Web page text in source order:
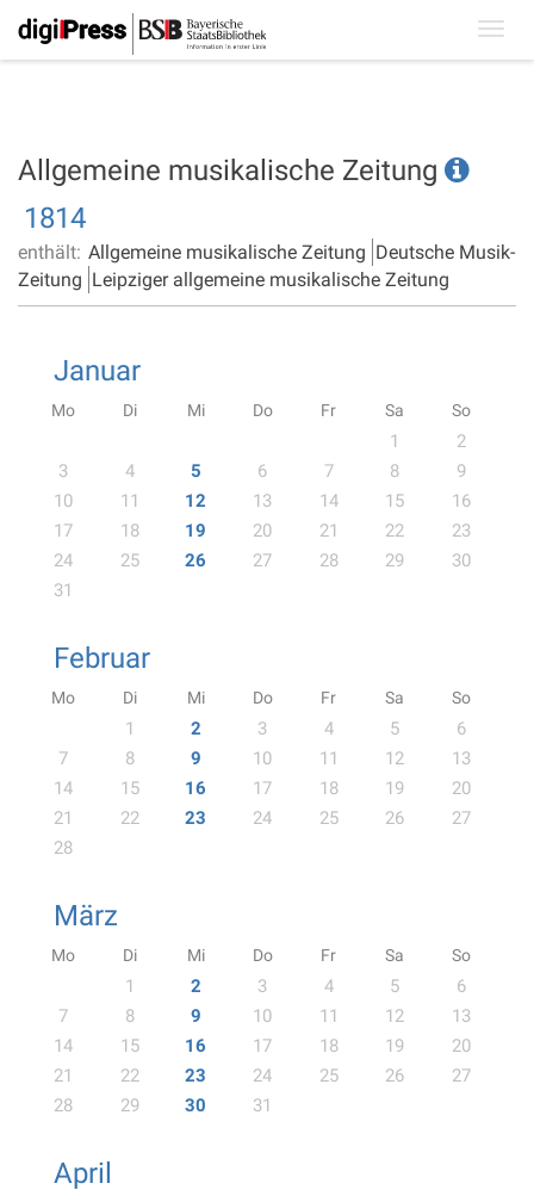
Allgemeine musikalische Zeitung
1814
enthält: Allgemeine musikalische Zeitung Deutsche Musik-
Zeitung Leipziger allgemeine musikalische Zeitung
Januar
Mo Di Mi Do Fr Sa So
1
2
3
4 5 6 7 8
9
10
11 12 13 14 15
16
17
18 19 20 21 22
23
24
25 26 27 28 29
30
31
Februar
Mo Di Mi Do Fr Sa So
1 2 3 4 5
6
7
8 9 10 11 12
13
14
15 16 17 18 19
20
21
22 23 24 25 26
27
28
März
Mo Di Mi Do Fr Sa So
1 2 3 4 5
6
7
8 9 10 11 12
13
14
15 16 17 18 19
20
21
22 23 24 25 26
27
28
29 30 31
April